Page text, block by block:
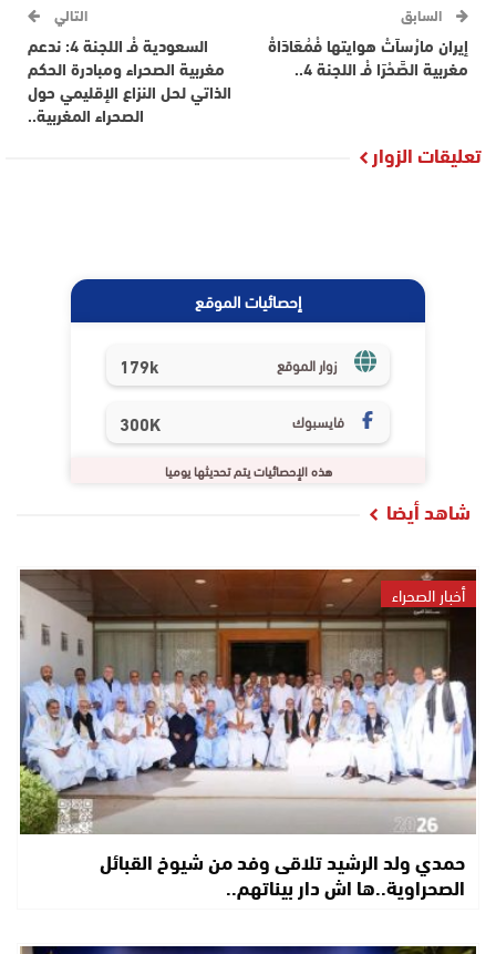
السابق
إيران مارْساَتْ هوايتها فْمُعَادَاةْ
مغربية الصَّحْرَا فْـ اللجنة 4..
التالي
السعودية فْـ اللجنة 4: ندعم
مغربية الصحراء ومبادرة الحكم
الذاتي لحل النزاع الإقليمي حول
الصحراء المغربية..
تعليقات الزوار
إحصائيات الموقع
زوار الموقع 179k
فايسبوك 300K
هذه الإحصائيات يتم تحديثها يوميا
شاهد أيضا
أخبار الصحراء
حمدي ولد الرشيد تلاقى وفد من شيوخ القبائل
الصحراوية..ها اش دار بيناتهم..